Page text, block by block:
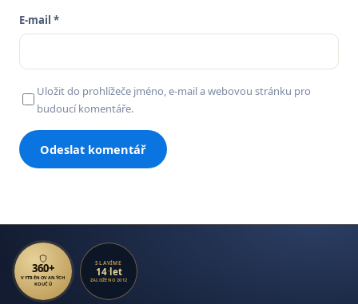
E-mail *
Uložit do prohlížeče jméno, e-mail a webovou stránku pro
budoucí komentáře.
360+
VYTRÉNOVANÝCH
KOUČŮ
SLAVÍME
14 let
ZALOŽENO 2012